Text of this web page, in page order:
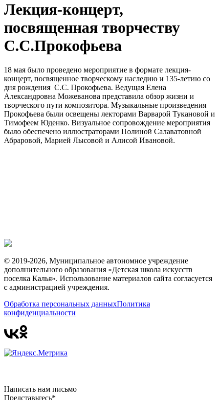
Лекция-концерт,
посвященная творчеству
С.С.Прокофьева
18 мая было проведено мероприятие в формате лекция-
концерт, посвященное творческому наследию и 135-летию со
дня рождения С.С. Прокофьева. Ведущая Елена
Александровна Можеванова представила обзор жизни и
творческого пути композитора. Музыкальные произведения
Прокофьева были освещены лекторами Варварой Тукановой и
Тимофеем Юденко. Визуальное сопровождение мероприятия
было обеспечено иллюстраторами Полиной Салаватовной
Абраровой, Марией Лысовой и Алисой Ивановой.
© 2019-2026, Муниципальное автономное учреждение
дополнительного образования «Детская школа искусств
поселка Калья». Использование материалов сайта согласуется
с администрацией учреждения.
Обработка персональных данныхПолитика
конфиденциальности
Написать нам письмо
Представьтесь*